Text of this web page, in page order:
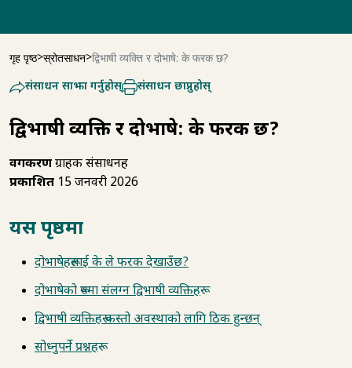
गृह पृष्ठ स्रोतसाधन द्विभाषी व्यक्ति र दोभाषे: के फरक छ?
संसाधन साझा गर्नुहोस्
संसाधन छाप्नुहोस्
द्विभाषी व्यक्ति र दोभाषे: के फरक छ?
वर्गीकरणग्राहक संसाधनहरू
प्रकाशित 15 जनवरी 2026
यस पृष्ठमा
दोभाषेहरूलाई के ले फरक देखाउँछ?
दोभाषेको रूपमा संलग्न द्विभाषी व्यक्तिहरू
द्विभाषी व्यक्तिहरू कस्तो अवस्थाको लागि ठिक हुन्छन्
सोध्नुपर्ने प्रश्नहरू